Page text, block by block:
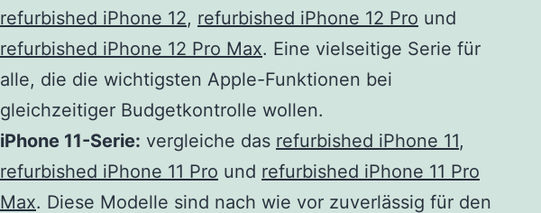
refurbished iPhone 12, refurbished iPhone 12 Pro und
refurbished iPhone 12 Pro Max. Eine vielseitige Serie für
alle, die die wichtigsten Apple-Funktionen bei
gleichzeitiger Budgetkontrolle wollen.
iPhone 11-Serie: vergleiche das refurbished iPhone 11,
refurbished iPhone 11 Pro und refurbished iPhone 11 Pro
Max. Diese Modelle sind nach wie vor zuverlässig für den